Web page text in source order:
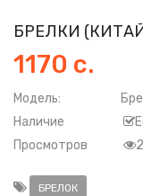
БРЕЛКИ
1170 с.
Модель:
Наличие
Просмотров
БРЕЛОК